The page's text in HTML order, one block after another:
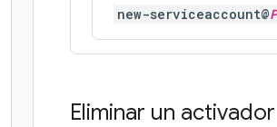
new-serviceaccount@
Eliminar un activador